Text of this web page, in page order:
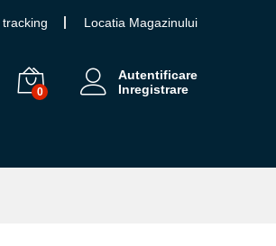
tracking Locatia Magazinului
0
Autentificare
Inregistrare